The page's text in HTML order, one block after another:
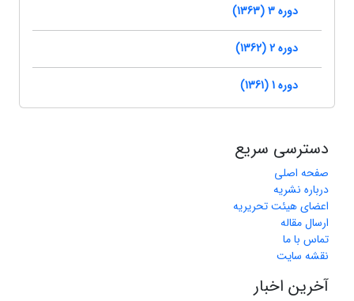
دوره 3 (1363)
دوره 2 (1362)
دوره 1 (1361)
دسترسی سریع
صفحه اصلی
درباره نشریه
اعضای هیئت تحریریه
ارسال مقاله
تماس با ما
نقشه سایت
آخرین اخبار